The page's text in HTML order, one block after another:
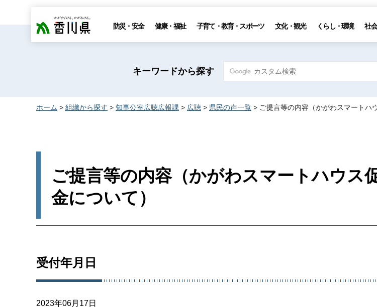
香川県 防災・安全 健康・福祉 子育て・教育・スポーツ 文化・観光 くらし・環境 社
キーワードから探す
ホーム > 組織から探す > 知事公室広聴広報課 > 広聴 > 県民の声一覧 > ご提言等の内容（かがわスマートハ
ご提言等の内容（かがわスマートハウス
金について）
受付年月日
2023年06月17日